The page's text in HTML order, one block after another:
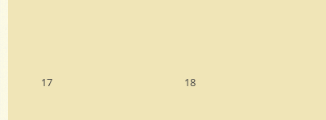
17 18